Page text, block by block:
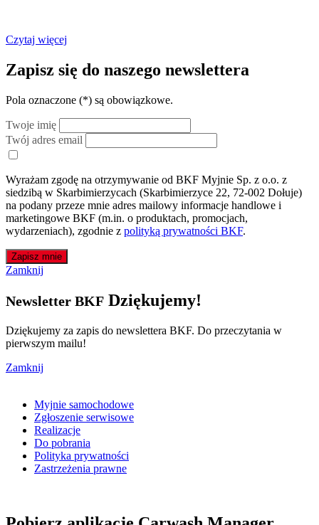
Czytaj więcej
Zapisz się do naszego newslettera
Pola oznaczone (*) są obowiązkowe.
Twoje imię
Twój adres email
Wyrażam zgodę na otrzymywanie od BKF Myjnie Sp. z o.o. z
siedzibą w Skarbimierzycach (Skarbimierzyce 22, 72-002 Dołuje)
na podany przeze mnie adres mailowy informacje handlowe i
marketingowe BKF (m.in. o produktach, promocjach,
wydarzeniach), zgodnie z polityką prywatności BKF.
Zapisz mnie
Zamknij
Newsletter BKF Dziękujemy!
Dziękujemy za zapis do newslettera BKF. Do przeczytania w
pierwszym mailu!
Zamknij
Myjnie samochodowe
Zgłoszenie serwisowe
Realizacje
Do pobrania
Polityka prywatności
Zastrzeżenia prawne